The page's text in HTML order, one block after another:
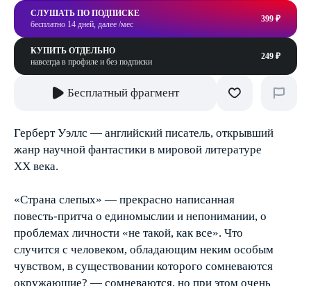
СЛУШАТЬ ПО ПОДПИСКЕ
бесплатно 14 дней, далее /мес
399 ₽
КУПИТЬ ОТДЕЛЬНО
навсегда в профиле и без подписки
249 ₽
Бесплатный фрагмент
Герберт Уэллс — английский писатель, открывший
жанр научной фантастики в мировой литературе
XX века.
«Страна слепых» — прекрасно написанная
повесть-притча о единомыслии и непонимании, о
проблемах личности «не такой, как все». Что
случится с человеком, обладающим неким особым
чувством, в существовании которого сомневаются
окружающие? — сомневаются, но при этом очень